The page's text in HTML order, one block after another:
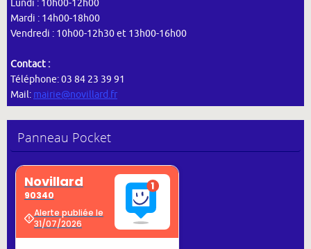
Lundi : 10h00-12h00
Mardi : 14h00-18h00
Vendredi : 10h00-12h30 et 13h00-16h00
Contact :
Téléphone: 03 84 23 39 91
Mail: mairie@novillard.fr
Panneau Pocket